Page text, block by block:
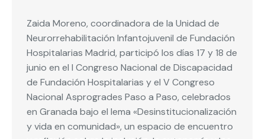
Zaida Moreno, coordinadora de la Unidad de
Neurorrehabilitación Infantojuvenil de Fundación
Hospitalarias Madrid, participó los días 17 y 18 de
junio en el I Congreso Nacional de Discapacidad
de Fundación Hospitalarias y el V Congreso
Nacional Asprogrades Paso a Paso, celebrados
en Granada bajo el lema «Desinstitucionalización
y vida en comunidad», un espacio de encuentro